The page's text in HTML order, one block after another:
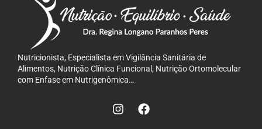
Nutricionista, Especialista em Vigilância Sanitária de
Alimentos, Nutrição Clínica Funcional, Nutrição Ortomolecular
com Enfase em Nutrigenômica…